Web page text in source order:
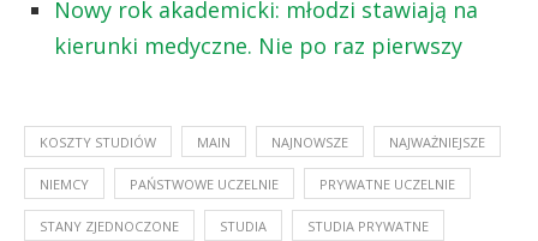
Nowy rok akademicki: młodzi stawiają na
kierunki medyczne. Nie po raz pierwszy
KOSZTY STUDIÓW MAIN NAJNOWSZE NAJWAŻNIEJSZE
NIEMCY PAŃSTWOWE UCZELNIE PRYWATNE UCZELNIE
STANY ZJEDNOCZONE STUDIA STUDIA PRYWATNE